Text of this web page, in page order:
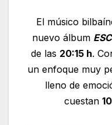
El músico
nuevo álbum ESC
de las 20:15 h.
un enfoque muy
lleno de
cuestan